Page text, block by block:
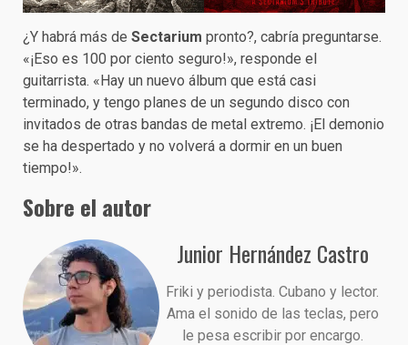
¿Y habrá más de Sectarium pronto?, cabría preguntarse.
«¡Eso es 100 por ciento seguro!», responde el
guitarrista. «Hay un nuevo álbum que está casi
terminado, y tengo planes de un segundo disco con
invitados de otras bandas de metal extremo. ¡El demonio
se ha despertado y no volverá a dormir en un buen
tiempo!».
Sobre el autor
Junior Hernández Castro
Friki y periodista. Cubano y lector.
Ama el sonido de las teclas, pero
le pesa escribir por encargo.